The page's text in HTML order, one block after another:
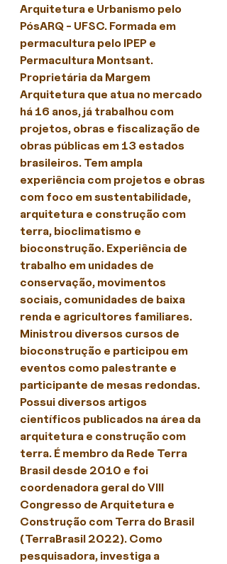
Arquitetura e Urbanismo pelo
PósARQ - UFSC. Formada em
permacultura pelo IPEP e
Permacultura Montsant.
Proprietária da Margem
Arquitetura que atua no mercado
há 16 anos, já trabalhou com
projetos, obras e fiscalização de
obras públicas em 13 estados
brasileiros. Tem ampla
experiência com projetos e obras
com foco em sustentabilidade,
arquitetura e construção com
terra, bioclimatismo e
bioconstrução. Experiência de
trabalho em unidades de
conservação, movimentos
sociais, comunidades de baixa
renda e agricultores familiares.
Ministrou diversos cursos de
bioconstrução e participou em
eventos como palestrante e
participante de mesas redondas.
Possui diversos artigos
científicos publicados na área da
arquitetura e construção com
terra. É membro da Rede Terra
Brasil desde 2010 e foi
coordenadora geral do VIII
Congresso de Arquitetura e
Construção com Terra do Brasil
(TerraBrasil 2022). Como
pesquisadora, investiga a